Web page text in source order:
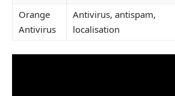
Orange
Antivirus
Antivirus, antispam,
localisation